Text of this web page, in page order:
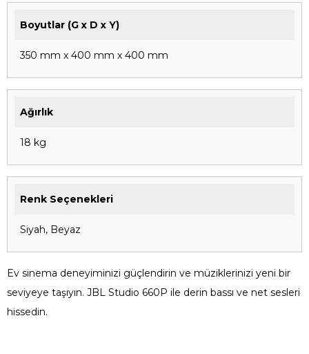
Boyutlar (G x D x Y)
350 mm x 400 mm x 400 mm
Ağırlık
18 kg
Renk Seçenekleri
Siyah, Beyaz
Ev sinema deneyiminizi güçlendirin ve müziklerinizi yeni bir
seviyeye taşıyın. JBL Studio 660P ile derin bassı ve net sesleri
hissedin.